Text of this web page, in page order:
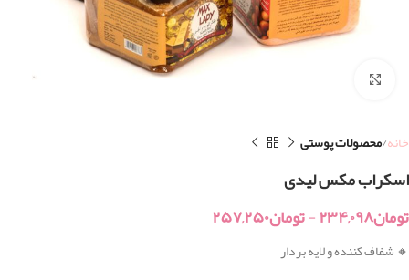
خانه محصولات پوستی
اسکراب مکس لیدی
تومان۲۳۴,۰۹۸-تومان۲۵۷,۲۵۰
🔸 شفاف کننده و لایه بردار